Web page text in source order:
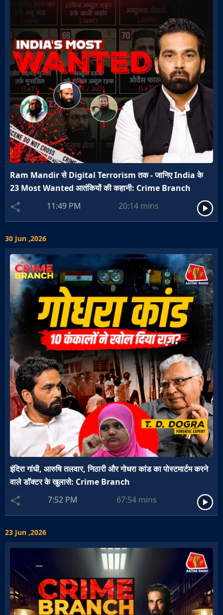
Ram Mandir से Digital Terrorism तक - जानिए India के
23 Most Wanted आतंकियों की कहानी: Crime Branch
11:49 PM
20:14mins
30 Jun ,2026
इंदिरा गांधी, आरुषि तलवार, निठारी और गोधरा कांड का पोस्टमार्टम करने
वाले डॉक्टर के खुलासे: Crime Branch
7:52 PM
67:54 mins
23 Jun ,2026